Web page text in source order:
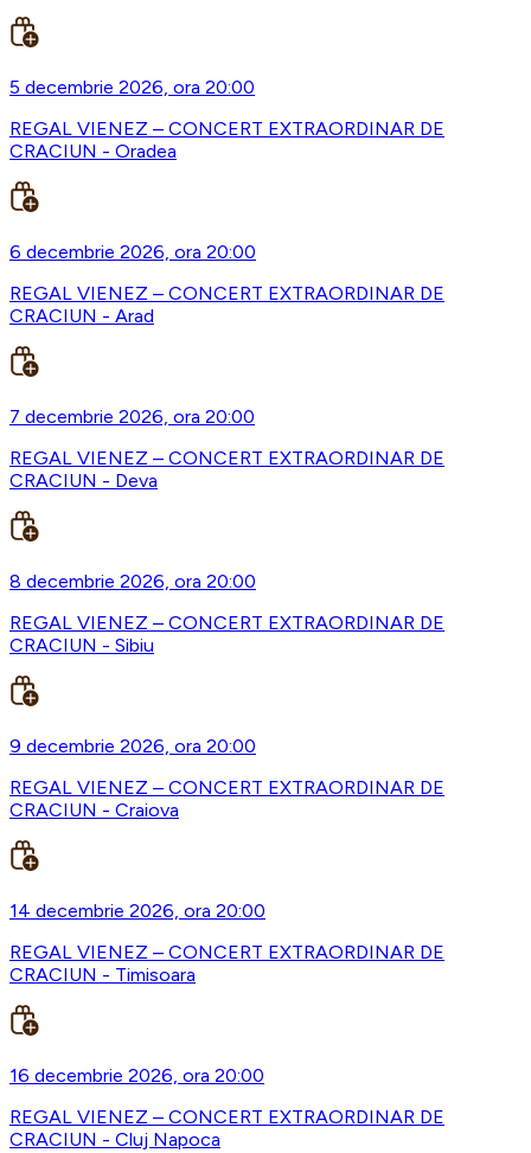
5 decembrie 2026, ora 20:00
REGAL VIENEZ – CONCERT EXTRAORDINAR DE
CRACIUN - Oradea
6 decembrie 2026, ora 20:00
REGAL VIENEZ – CONCERT EXTRAORDINAR DE
CRACIUN - Arad
7 decembrie 2026, ora 20:00
REGAL VIENEZ – CONCERT EXTRAORDINAR DE
CRACIUN - Deva
8 decembrie 2026, ora 20:00
REGAL VIENEZ – CONCERT EXTRAORDINAR DE
CRACIUN - Sibiu
9 decembrie 2026, ora 20:00
REGAL VIENEZ – CONCERT EXTRAORDINAR DE
CRACIUN - Craiova
14 decembrie 2026, ora 20:00
REGAL VIENEZ – CONCERT EXTRAORDINAR DE
CRACIUN - Timisoara
16 decembrie 2026, ora 20:00
REGAL VIENEZ – CONCERT EXTRAORDINAR DE
CRACIUN - Cluj Napoca